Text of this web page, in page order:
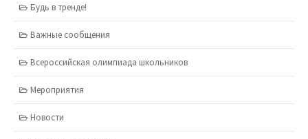
Будь в тренде!
Важные сообщения
Всероссийская олимпиада школьников
Мероприятия
Новости